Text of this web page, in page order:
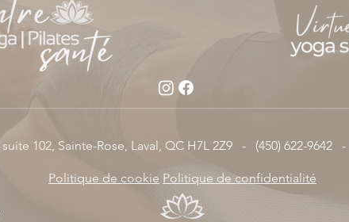
102, Sainte-Rose, Laval, QC H7L 2Z9 - (450) 622-9642 -
Politique de cookie Politique de confidentialité